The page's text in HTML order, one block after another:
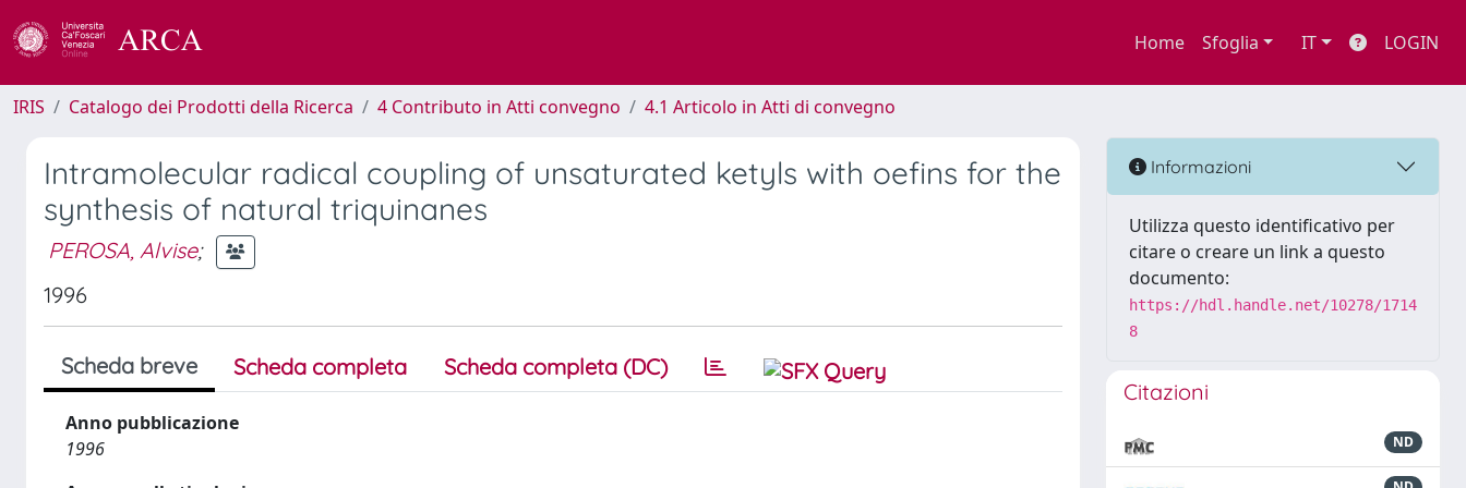
Home Sfoglia IT LOGIN
IRIS Catalogo dei Prodotti della Ricerca 4 Contributo in Atti convegno 4.1 Articolo in Atti di convegno
Intramolecular radical coupling of unsaturated ketyls with oefins for the
synthesis of natural triquinanes
PEROSA, Alvise;
1996
Scheda breve Scheda completa Scheda completa (DC)
Anno pubblicazione
1996
Informazioni
Utilizza questo identificativo per
citare o creare un link a questo
documento:
https://hdl.handle.net/10278/1714
8
Citazioni
ND